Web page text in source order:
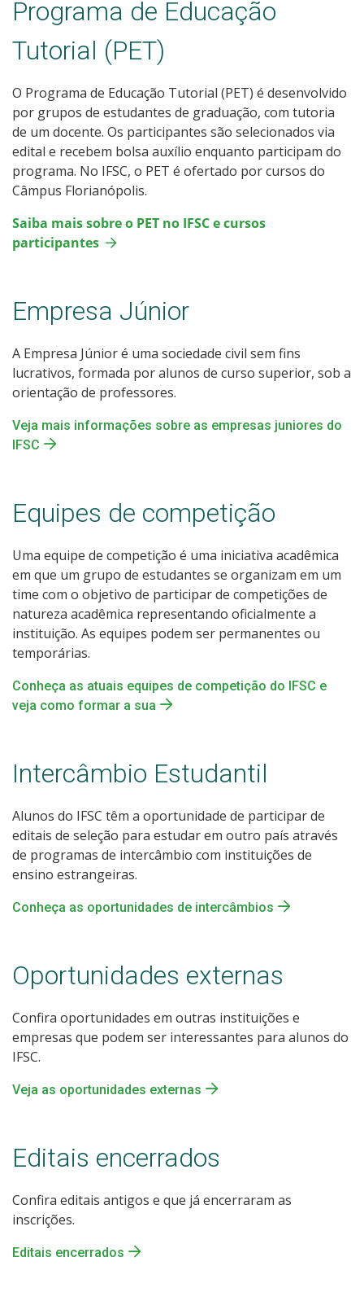
Programa de Educação
Tutorial (PET)
O Programa de Educação Tutorial (PET) é desenvolvido
por grupos de estudantes de graduação, com tutoria
de um docente. Os participantes são selecionados via
edital e recebem bolsa auxílio enquanto participam do
programa. No IFSC, o PET é ofertado por cursos do
Câmpus Florianópolis.
Saiba mais sobre o PET no IFSC e cursos
participantes
Empresa Júnior
A Empresa Júnior é uma sociedade civil sem fins
lucrativos, formada por alunos de curso superior, sob a
orientação de professores.
Veja mais informações sobre as empresas juniores do
IFSC
Equipes de competição
Uma equipe de competição é uma iniciativa acadêmica
em que um grupo de estudantes se organizam em um
time com o objetivo de participar de competições de
natureza acadêmica representando oficialmente a
instituição. As equipes podem ser permanentes ou
temporárias.
Conheça as atuais equipes de competição do IFSC e
veja como formar a sua
Intercâmbio Estudantil
Alunos do IFSC têm a oportunidade de participar de
editais de seleção para estudar em outro país através
de programas de intercâmbio com instituições de
ensino estrangeiras.
Conheça as oportunidades de intercâmbios
Oportunidades externas
Confira oportunidades em outras instituições e
empresas que podem ser interessantes para alunos do
IFSC.
Veja as oportunidades externas
Editais encerrados
Confira editais antigos e que já encerraram as
inscrições.
Editais encerrados